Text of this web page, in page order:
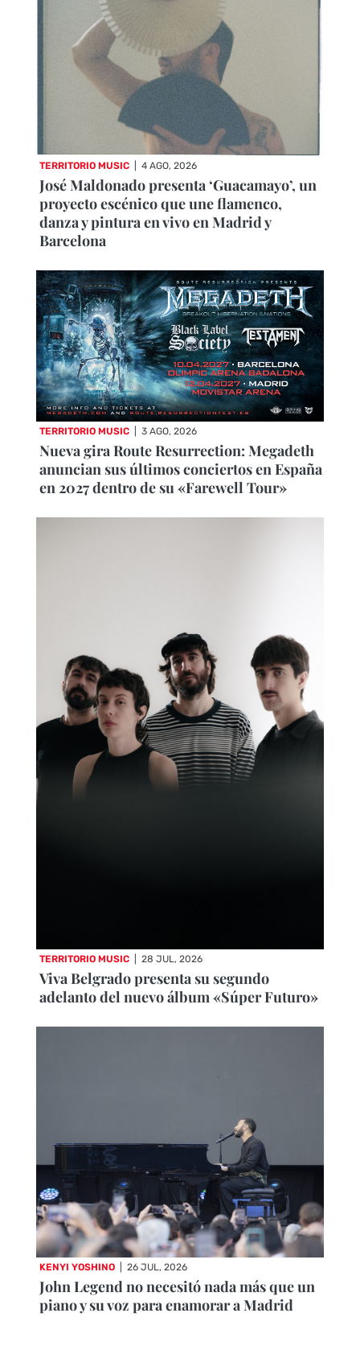
TERRITORIO MUSIC 4 AGO, 2026
José Maldonado presenta ‘Guacamayo’, un
proyecto escénico que une flamenco,
danza y pintura en vivo en Madrid y
Barcelona
TERRITORIO MUSIC 3 AGO, 2026
Nueva gira Route Resurrection: Megadeth
anuncian sus últimos conciertos en España
en 2027 dentro de su «Farewell Tour»
TERRITORIO MUSIC 28 JUL, 2026
Viva Belgrado presenta su segundo
adelanto del nuevo álbum «Súper Futuro»
KENYI YOSHINO 26 JUL, 2026
John Legend no necesitó nada más que un
piano y su voz para enamorar a Madrid